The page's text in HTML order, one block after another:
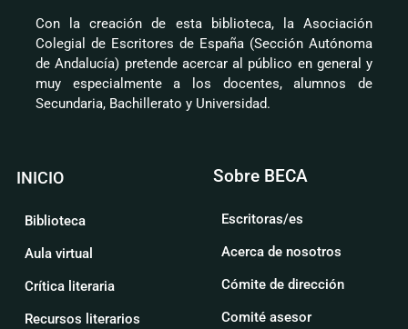
Con la creación de esta biblioteca, la Asociación
Colegial de Escritores de España (Sección Autónoma
de Andalucía) pretende acercar al público en general y
muy especialmente a los docentes, alumnos de
Secundaria, Bachillerato y Universidad.
INICIO
Biblioteca
Aula virtual
Crítica literaria
Recursos literarios
Sobre BECA
Escritoras/es
Acerca de nosotros
Cómite de dirección
Comité asesor